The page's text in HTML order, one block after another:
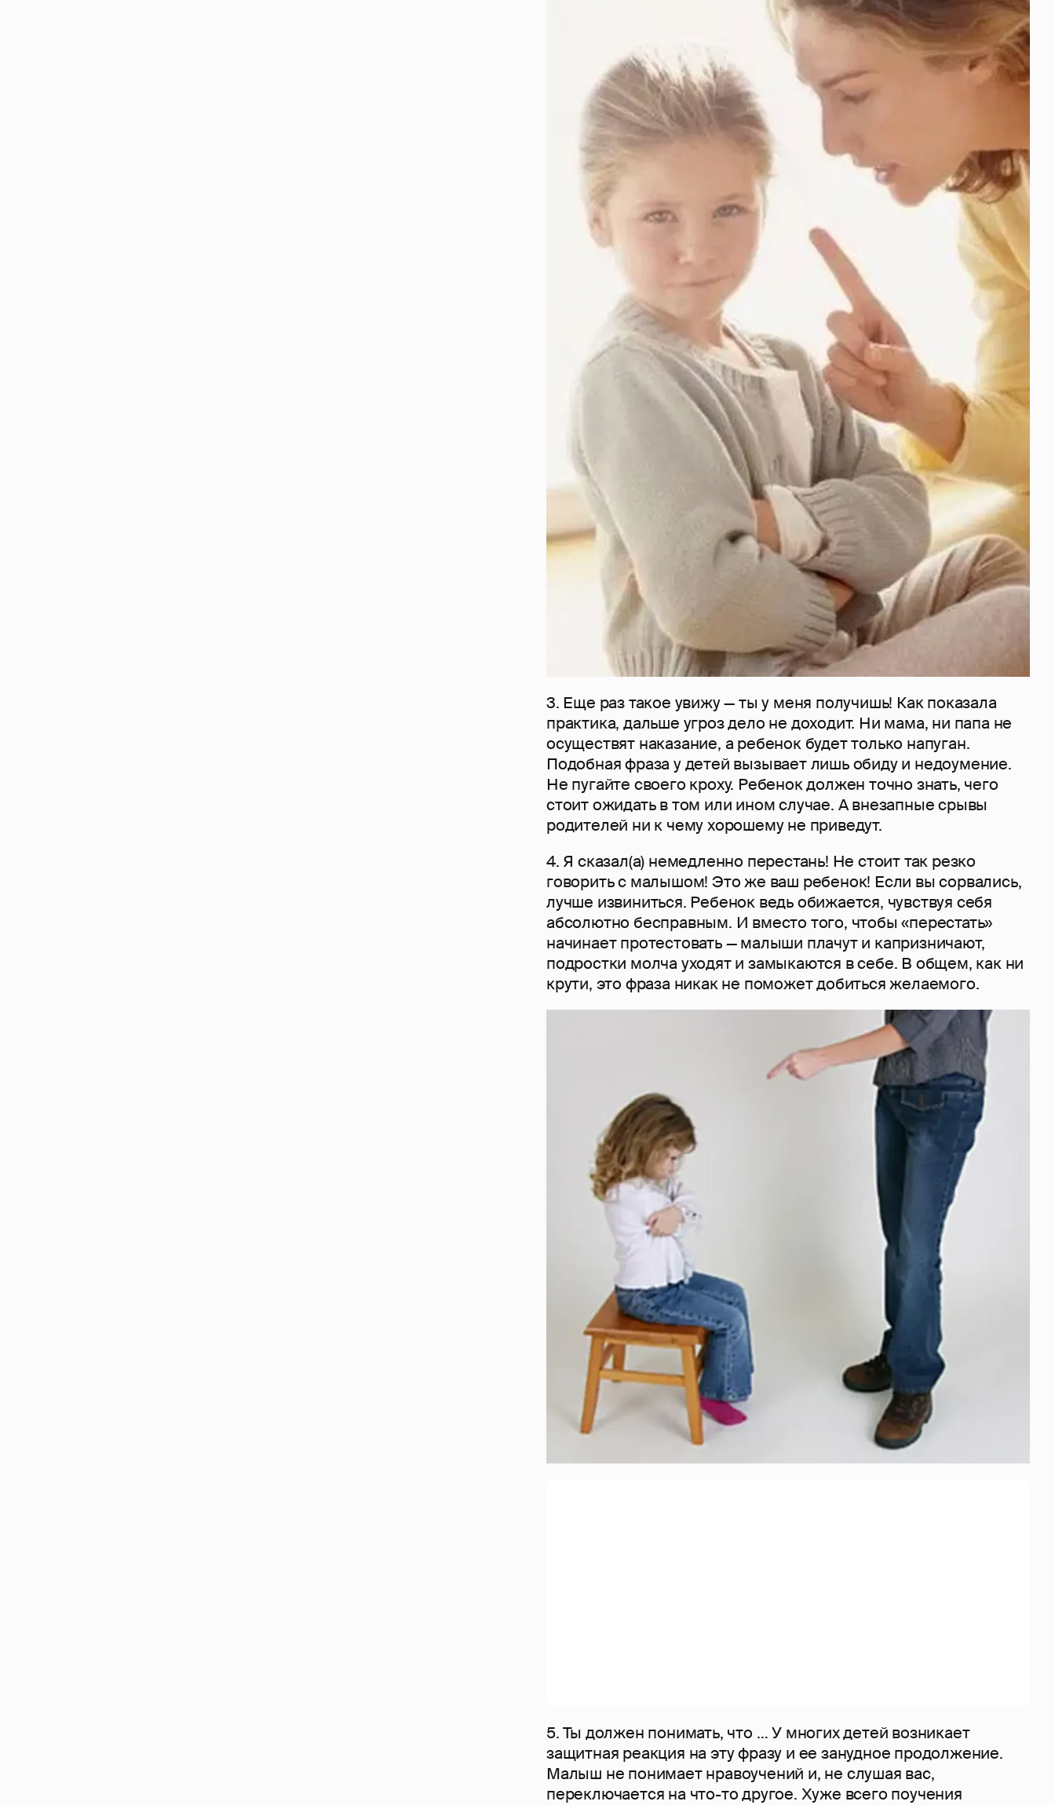
3. Еще раз такое увижу — ты у меня получишь! Как показала
практика, дальше угроз дело не доходит. Ни мама, ни папа не
осуществят наказание, а ребенок будет только напуган.
Подобная фраза у детей вызывает лишь обиду и недоумение.
Не пугайте своего кроху. Ребенок должен точно знать, чего
стоит ожидать в том или ином случае. А внезапные срывы
родителей ни к чему хорошему не приведут.
4. Я сказал(а) немедленно перестань! Не стоит так резко
говорить с малышом! Это же ваш ребенок! Если вы сорвались,
лучше извиниться. Ребенок ведь обижается, чувствуя себя
абсолютно бесправным. И вместо того, чтобы «перестать»
начинает протестовать — малыши плачут и капризничают,
подростки молча уходят и замыкаются в себе. В общем, как ни
крути, это фраза никак не поможет добиться желаемого.
5. Ты должен понимать, что … У многих детей возникает
защитная реакция на эту фразу и ее занудное продолжение.
Малыш не понимает нравоучений и, не слушая вас,
переключается на что-то другое. Хуже всего поучения